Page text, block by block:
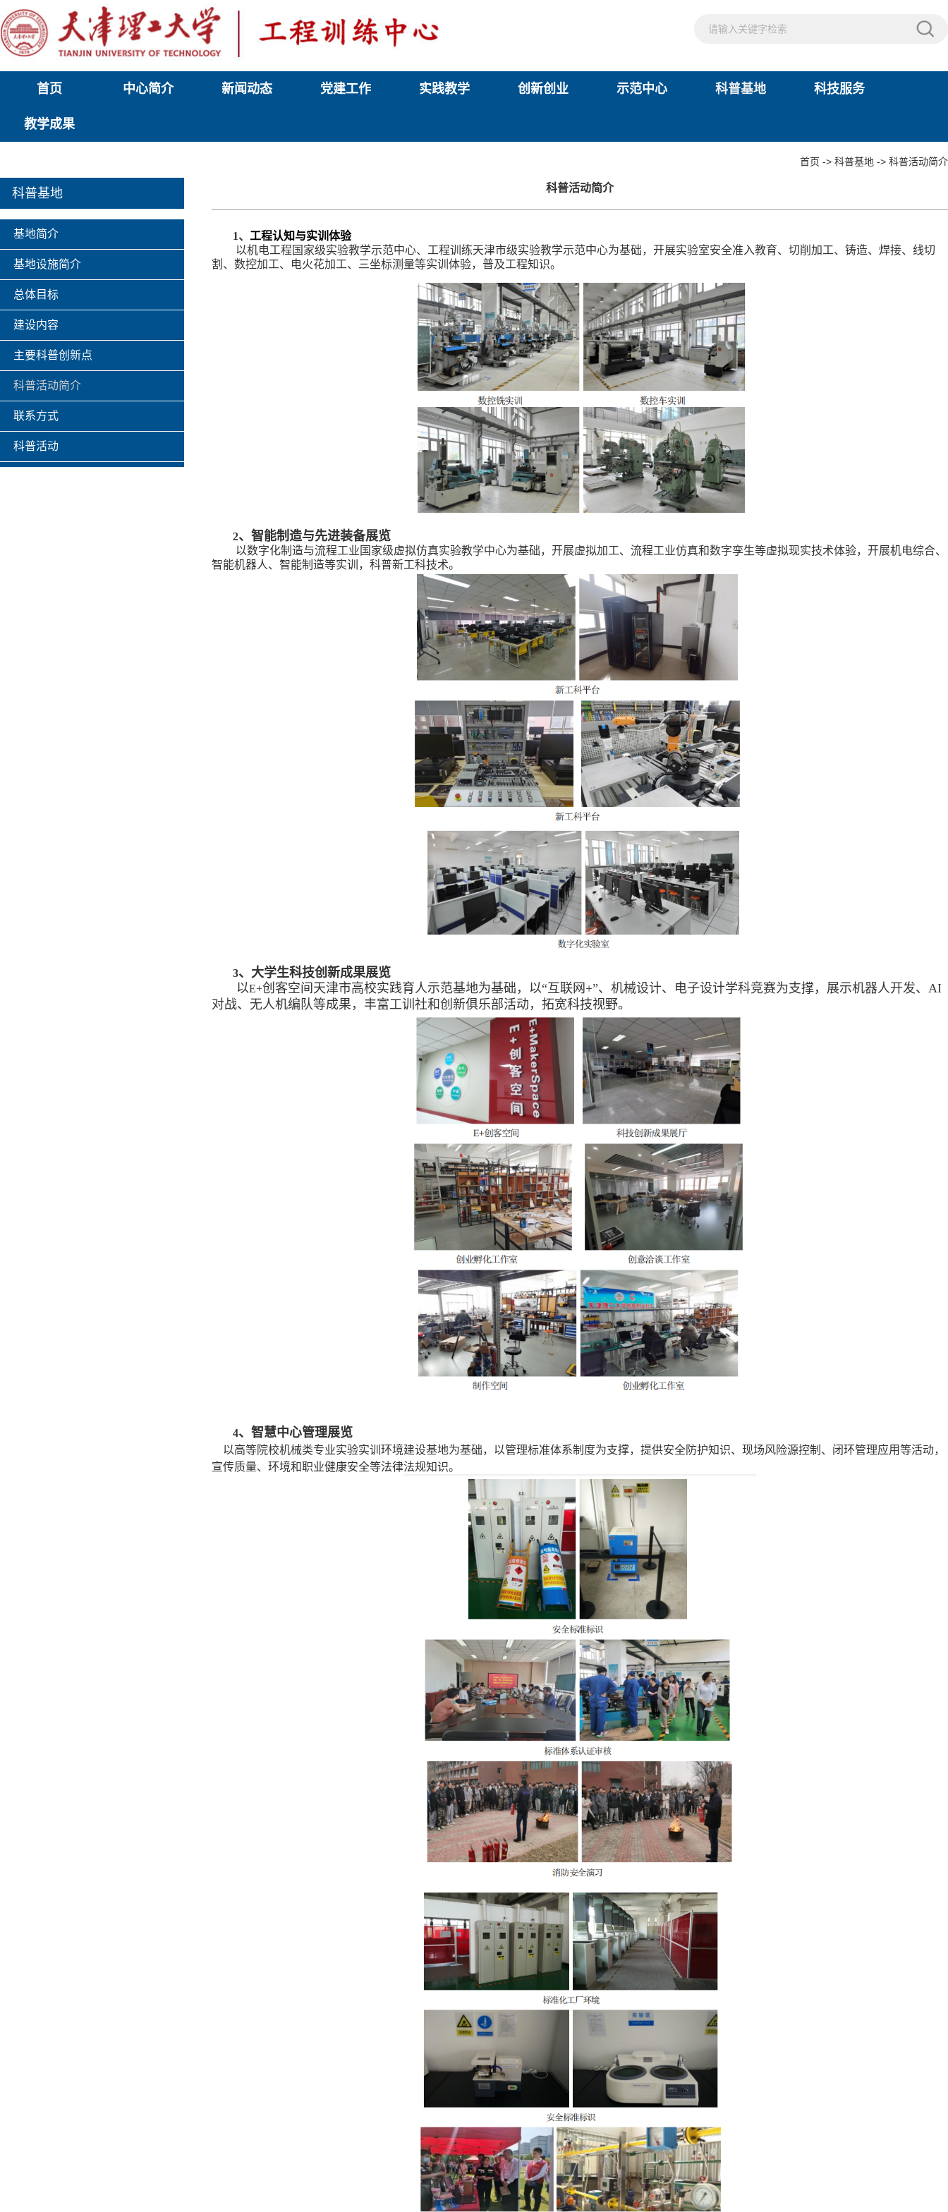
首页 中心简介 新闻动态 党建工作 实践教学 创新创业 示范中心 科普基地 科技服务
教学成果
首页 -> 科普基地 -> 科普活动简介
科普活动简介
1、 工程认知与实训体验
以机电工程国家级实验教学示范中心、工程训练天津市级实验教学示范中心为基础，开展实验室安全准入教育、切削加工、铸造、焊接、线切
割、数控加工、电火花加工、三坐标测量等实训体验，普及工程知识。
2、智能制造与先进装备展览
以数字化制造与流程工业国家级虚拟仿真实验教学中心为基础，开展虚拟加工、流程工业仿真和数字孪生等虚拟现实技术体验，开展机电综合、
智能机器人、智能制造等实训，科普新工科技术。
3、大学生科技创新成果展览
以E+创客空间天津市高校实践育人示范基地为基础，以“互联网 +”、机械设计、电子设计学科竞赛为支撑，展示机器人开发、 AI
对战、无人机编队等成果，丰富工训社和创新俱乐部活动，拓宽科技视野。
4、智慧中心管理展览
以高等院校机械类专业实验实训环境建设基地为基础，以管理标准体系制度为支撑，提供安全防护知识、现场风险源控制、闭环管理应用等活动，
宣传质量、环境和职业健康安全等法律法规知识。
科普基地
基地简介
基地设施简介
总体目标
建设内容
主要科普创新点
科普活动简介
联系方式
科普活动